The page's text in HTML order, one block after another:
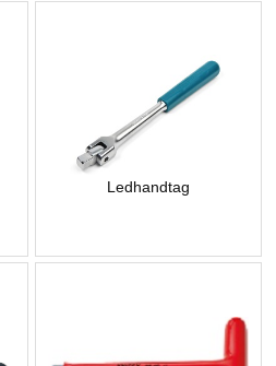
Ledhandtag